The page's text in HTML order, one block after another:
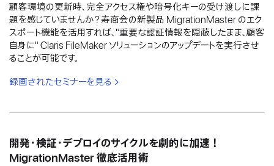
顧客環境の更新時、完全アクセス権や暗号化キーの受け渡しに課
題を感じていませんか？寿商会の新製品 MigrationMaster のエク
スポート機能を活用すれば、"重要な認証情報を隠蔽したまま、顧客
自身に" Claris FileMaker ソリューションのアップデートを実行させ
ることが可能です。
録画されたセミナーを見る
開発・検証・デプロイのサイクルを劇的に加速！
MigrationMaster 徹底活用術